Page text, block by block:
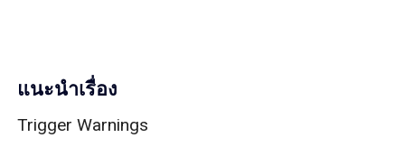
แนะนำเรื่อง
Trigger Warnings